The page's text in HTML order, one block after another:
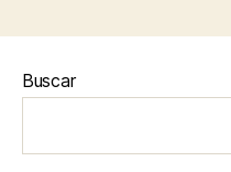
Buscar